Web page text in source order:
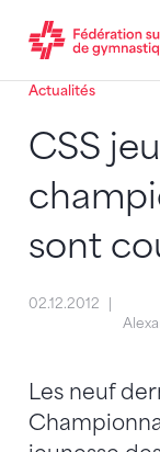
Passer au contenu
Naviguer vers le
JavaScript est
Actualités
CSS
sont
02.12.2012
Les neuf